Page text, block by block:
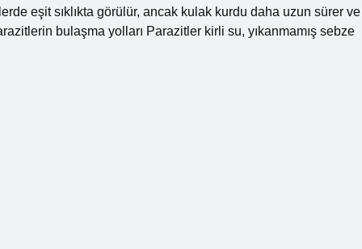
eşit sıklıkta görülür, ancak kulak kurdu daha uzun sürer ve
bulaşma yolları Parazitler kirli su, yıkanmamış sebze